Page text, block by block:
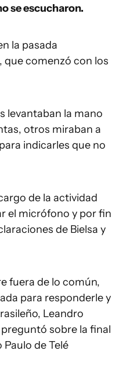
se escucharon.
la pasada
que comenzó con los
levantaban la mano
otros miraban a
indicarles que no
de la actividad
el micrófono y por fin
de Bielsa y
fuera de lo común,
para responderle y
Leandro
sobre la final
Paulo de Telé